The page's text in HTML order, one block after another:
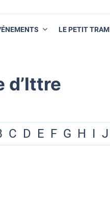
LE PETIT TRAM
d’Ittre
C D E F G H I J